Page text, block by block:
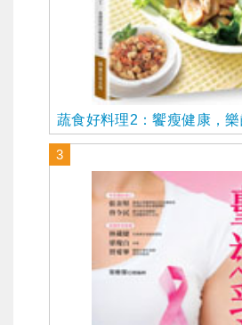
蔬食好料理2：饗瘦健康，樂
3